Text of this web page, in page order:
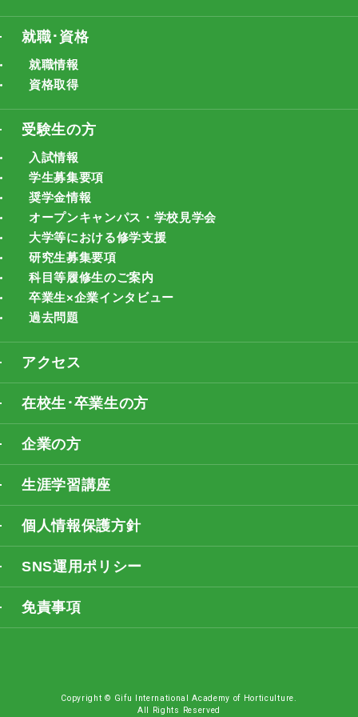
就職･資格
就職情報
資格取得
受験生の方
入試情報
学生募集要項
奨学金情報
オープンキャンパス・学校見学会
大学等における修学支援
研究生募集要項
科目等履修生のご案内
卒業生×企業インタビュー
過去問題
アクセス
在校生･卒業生の方
企業の方
生涯学習講座
個人情報保護方針
SNS運用ポリシー
免責事項
Copyright © Gifu International Academy of Horticulture.
All Rights Reserved